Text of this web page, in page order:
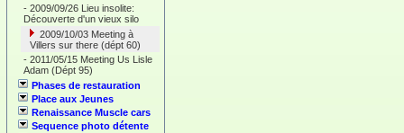
- 2009/09/26 Lieu insolite:
Découverte d'un vieux silo
2009/10/03 Meeting à
Villers sur there (dépt 60)
- 2011/05/15 Meeting Us Lisle
Adam (Dépt 95)
Phases de restauration
Place aux Jeunes
Renaissance Muscle cars
Sequence photo détente